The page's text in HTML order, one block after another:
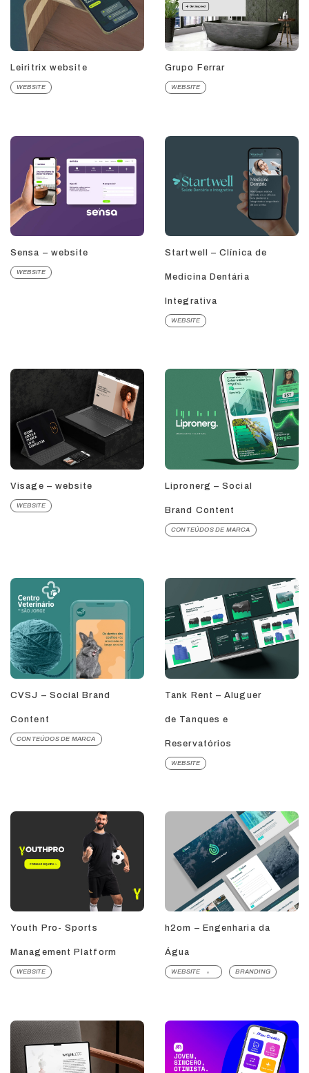
Leiritrix website
WEBSITE
Grupo Ferrar
WEBSITE
Sensa – website
WEBSITE
Startwell – Clínica de
Medicina Dentária
Integrativa
WEBSITE
Visage – website
WEBSITE
Lipronerg – Social
Brand Content
CONTEÚDOS DE MARCA
CVSJ – Social Brand
Content
CONTEÚDOS DE MARCA
Tank Rent – Aluguer
de Tanques e
Reservatórios
WEBSITE
Youth Pro- Sports
Management Platform
WEBSITE
h2om – Engenharia da
Água
WEBSITE BRANDING